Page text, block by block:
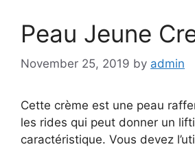
Peau Jeune
November 25, 2019 by admin
Cette crème est une peau
les rides qui peut donner un
caractéristique. Vous devez